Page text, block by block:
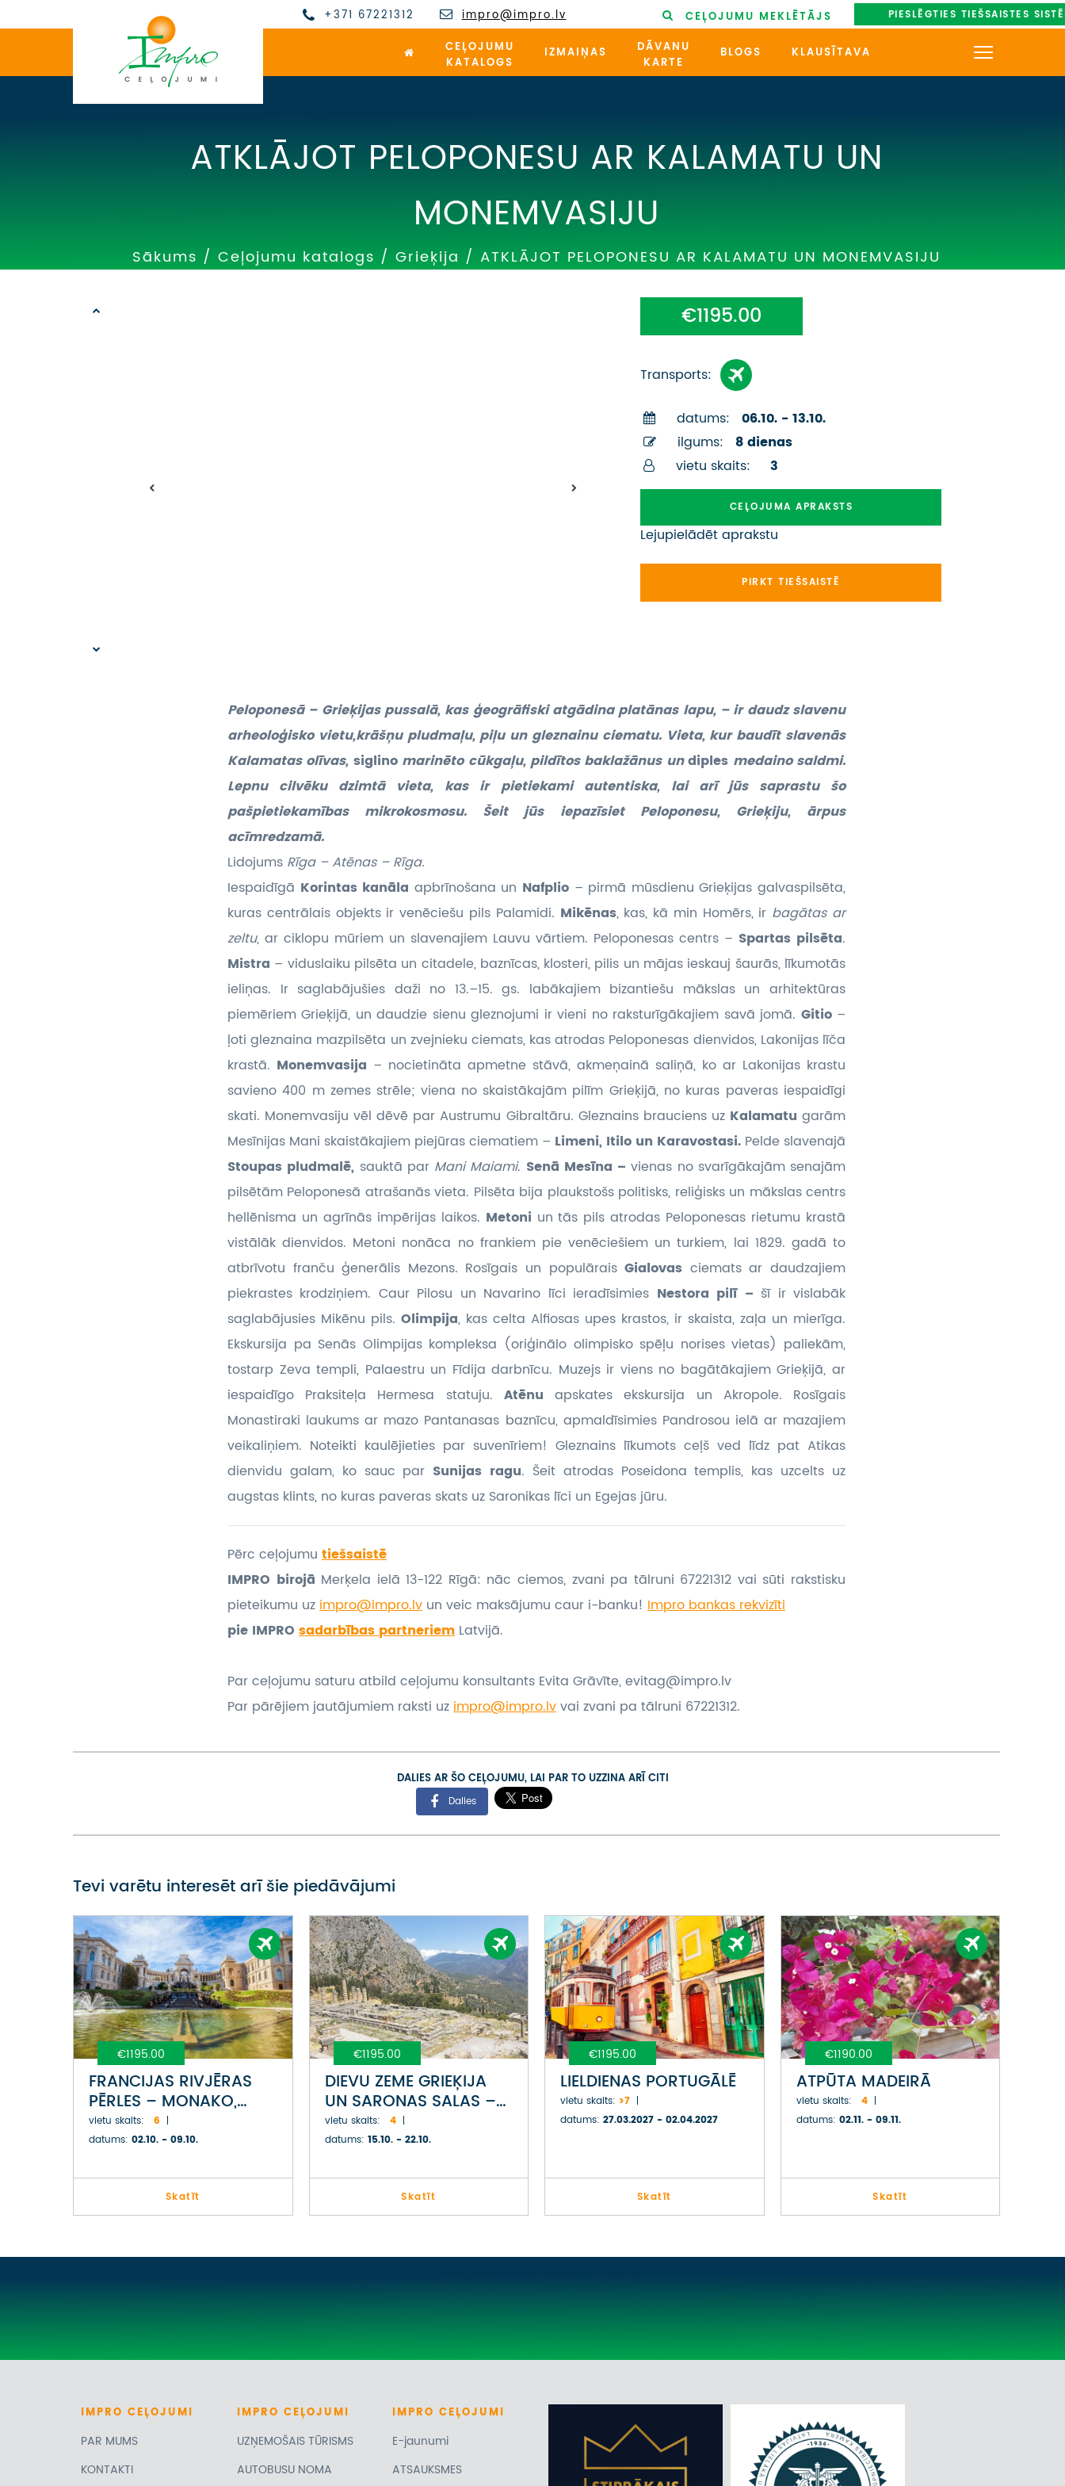
+371 67221312 impro@impro.lv CEĻOJUMU MEKLĒTĀJS PIESLĒGTIES TIEŠSAISTES
CEĻOJUMU
KATALOGS
IZMAIŅAS
DĀVANU
KARTE
BLOGS KLAUSĪTAVA
IMPRO KONKURSI
ATKLĀJOT PELOPONESU AR KALAMATU UN
MONEMVASIJU
Sākums / Ceļojumu katalogs / Grieķija / ATKLĀJOT PELOPONESU AR KALAMATU UN MONEMVASIJU
€1195.00
Transports:
datums:
06.10. - 13.10.
ilgums:
8 dienas
vietu skaits:
3
CEĻOJUMA APRAKSTS
Lejupielādēt aprakstu
PIRKT TIEŠSAISTĒ
Peloponesā – Grieķijas pussalā, kas ģeogrāfiski atgādina platānas lapu, – ir daudz slavenu
arheoloģisko vietu,krāšņu pludmaļu, piļu un gleznainu ciematu. Vieta, kur baudīt slavenās
Kalamatas olīvas, siglino marinēto cūkgaļu, pildītos baklažānus undiples medaino saldmi.
Lepnu cilvēku dzimtā vieta, kas ir pietiekami autentiska, lai arī jūs saprastu šo
pašpietiekamības mikrokosmosu. Šeit jūs iepazīsiet Peloponesu, Grieķiju, ārpus
acīmredzamā.
Lidojums Rīga – Atēnas – Rīga.
Iespaidīgā Korintas kanāla apbrīnošana un Nafplio – pirmā mūsdienu Grieķijas galvaspilsēta,
kuras centrālais objekts ir venēciešu pils Palamidi. Mikēnas, kas, kā min Homērs, ir bagātas ar
zeltu, ar ciklopu mūriem un slavenajiem Lauvu vārtiem. Peloponesas centrs – Spartas pilsēta.
Mistra – viduslaiku pilsēta un citadele, baznīcas, klosteri, pilis un mājas ieskauj šaurās, līkumotās
ieliņas. Ir saglabājušies daži no 13.–15. gs. labākajiem bizantiešu mākslas un arhitektūras
piemēriem Grieķijā, un daudzie sienu gleznojumi ir vieni no raksturīgākajiem savā jomā. Gitio –
ļoti gleznaina mazpilsēta un zvejnieku ciemats, kas atrodas Peloponesas dienvidos, Lakonijas līča
krastā. Monemvasija – nocietināta apmetne stāvā, akmeņainā saliņā, ko ar Lakonijas krastu
savieno 400 m zemes strēle; viena no skaistākajām pilīm Grieķijā, no kuras paveras iespaidīgi
skati. Monemvasiju vēl dēvē par Austrumu Gibraltāru. Gleznains brauciens uz Kalamatugarām
Mesīnijas Mani skaistākajiem piejūras ciematiem – Limeni, Itilo un Karavostasi. Pelde slavenajā
Stoupas pludmalē, sauktā par Mani Maiami. Senā Mesīna –vienas no svarīgākajām senajām
pilsētām Peloponesā atrašanās vieta. Pilsēta bija plaukstošs politisks, reliģisks un mākslas centrs
hellēnisma un agrīnās impērijas laikos. Metoni un tās pils atrodas Peloponesas rietumu krastā
vistālāk dienvidos. Metoni nonāca no frankiem pie venēciešiem un turkiem, lai 1829. gadā to
atbrīvotu franču ģenerālis Mezons. Rosīgais un populāraisGialovas ciemats ar daudzajiem
piekrastes krodziņiem. Caur Pilosu un Navarino līci ieradīsimies Nestora pilī – šī ir vislabāk
saglabājusies Mikēnu pils. Olimpija, kas celta Alfiosas upes krastos, ir skaista, zaļa un mierīga.
Ekskursija pa Senās Olimpijas kompleksa (oriģinālo olimpisko spēļu norises vietas) paliekām,
tostarp Zeva templi, Palaestru un Fīdija darbnīcu. Muzejs ir viens no bagātākajiem Grieķijā, ar
iespaidīgo Praksiteļa Hermesa statuju. Atēnuapskates ekskursija un Akropole. Rosīgais
Monastiraki laukums ar mazo Pantanasas baznīcu, apmaldīsimies Pandrosou ielā ar mazajiem
veikaliņiem. Noteikti kaulējieties par suvenīriem! Gleznains līkumots ceļš ved līdz pat Atikas
dienvidu galam, ko sauc par Sunijas ragu. Šeit atrodas Poseidona templis, kas uzcelts uz
augstas klints, no kuras paveras skats uz Saronikas līci un Egejas jūru.
Pērc ceļojumu tiešsaistē
IMPRO birojā Merķela ielā 13-122 Rīgā: nāc ciemos, zvani pa tālruni 67221312 vai sūti rakstisku
pieteikumu uzimpro@impro.lv un veic maksājumu caur i-banku! Impro bankas rekvizīti
pie IMPRO sadarbības partneriem Latvijā.
Par ceļojumu saturu atbild ceļojumu konsultants Evita Grāvīte, evitag@impro.lv
Par pārējiem jautājumiem raksti uzimpro@impro.lvvai zvani pa tālruni 67221312.
DALIES AR ŠO CEĻOJUMU, LAI PAR TO UZZINA ARĪ CITI
Dalies
Tevi varētu interesēt arī šie piedāvājumi
€1195.00
FRANCIJAS RIVJĒRAS
PĒRLES – MONAKO,
NICA, KANNAS,
MARSEĻA UN ROMIEŠU
vietu skaits:
6
datums: 02.10. - 09.10.
Skatīt
€1195.00
DIEVU ZEME GRIEĶIJA
UN SARONAS SALAS –
EGĪNA, POROSA UN
HIDRA
vietu skaits:
4
datums: 15.10. - 22.10.
Skatīt
€1195.00
LIELDIENAS PORTUGĀLĒ
vietu skaits: >7
datums: 27.03.2027 - 02.04.2027
Skatīt
€1190.00
ATPŪTA MADEIRĀ
vietu skaits:
4
datums: 02.11. - 09.11.
Skatīt
IMPRO CEĻOJUMI
PAR MUMS
KONTAKTI
IMPRO CEĻOJUMI
UZŅEMOŠAIS TŪRISMS
AUTOBUSU NOMA
IMPROCEĻOJUMI
E-jaunumi
ATSAUKSMES